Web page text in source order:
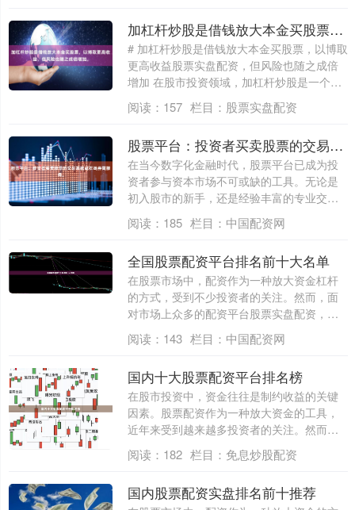
加杠杆炒股是借钱放大本金买股票，以博取更高收益，但风险也随之成倍增加。
# 加杠杆炒股是借钱放大本金买股票，以博取
更高收益股票实盘配资，但风险也随之成倍
增加 在股市投资领域，加杠杆炒股是一个
备....
阅读： 157 栏目： 股票实盘配资
股票平台：投资者买卖股票的交易系统或在线券商服务。
在当今数字化金融时代，股票平台已成为投
资者参与资本市场不可或缺的工具。无论是
初入股市的新手，还是经验丰富的专业交易
员，都....
阅读： 185 栏目： 中国配资网
全国股票配资平台排名前十大名单
在股票市场中，配资作为一种放大资金杠杆
的方式，受到不少投资者的关注。然而，面
对市场上众多的配资平台股票实盘配资，如
何选择....
阅读： 143 栏目： 中国配资网
国内十大股票配资平台排名榜
在股市投资中，资金往往是制约收益的关键
因素。股票配资作为一种放大资金的工具，
近年来受到越来越多投资者的关注。然而，
面对市....
阅读： 182 栏目： 免息炒股配资
国内股票配资实盘排名前十推荐